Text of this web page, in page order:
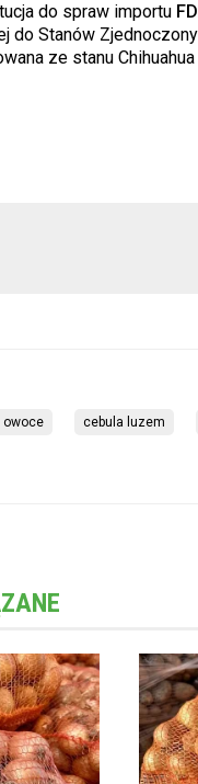
do spraw importu
do Stanów
ze stanu
owoce cebula luzem